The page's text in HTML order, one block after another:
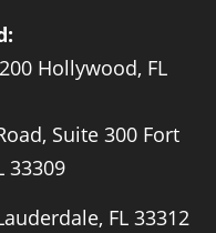
Hollywood, FL
Suite 300 Fort
33309
FL 33312